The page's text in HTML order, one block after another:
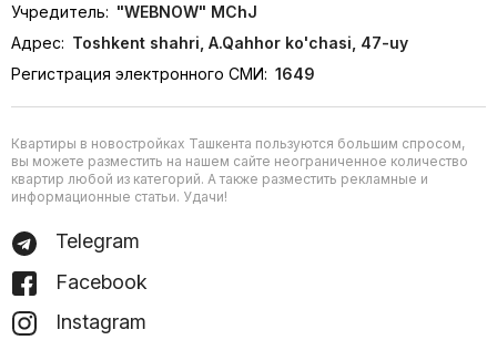
Учредитель: "WEBNOW" MChJ
Адрес: Toshkent shahri, A.Qahhor ko'chasi, 47-uy
Регистрация электронного СМИ: 1649
Квартиры в новостройках Ташкента пользуются большим спросом,
вы можете разместить на нашем сайте неограниченное количество
квартир любой из категорий. А также разместить рекламные и
информационные статьи. Удачи!
Telegram
Facebook
Instagram